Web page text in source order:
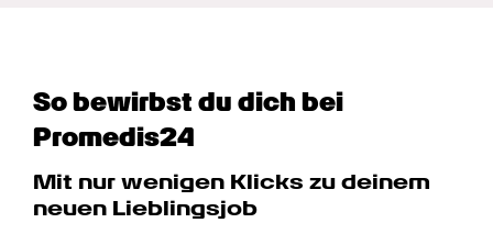
So bewirbst du dich bei
Promedis24
Mit nur wenigen Klicks zu deinem
neuen Lieblingsjob